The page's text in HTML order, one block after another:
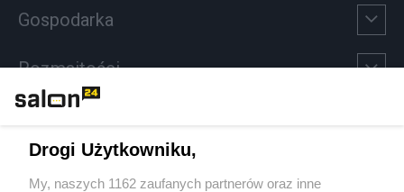
Gospodarka
Rozmaitości
Sport
Drogi Użytkowniku,
My, naszych 1162 zaufanych partnerów oraz inne